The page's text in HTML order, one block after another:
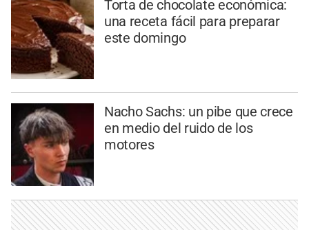
Torta de chocolate económica:
una receta fácil para preparar
este domingo
Nacho Sachs: un pibe que crece
en medio del ruido de los
motores